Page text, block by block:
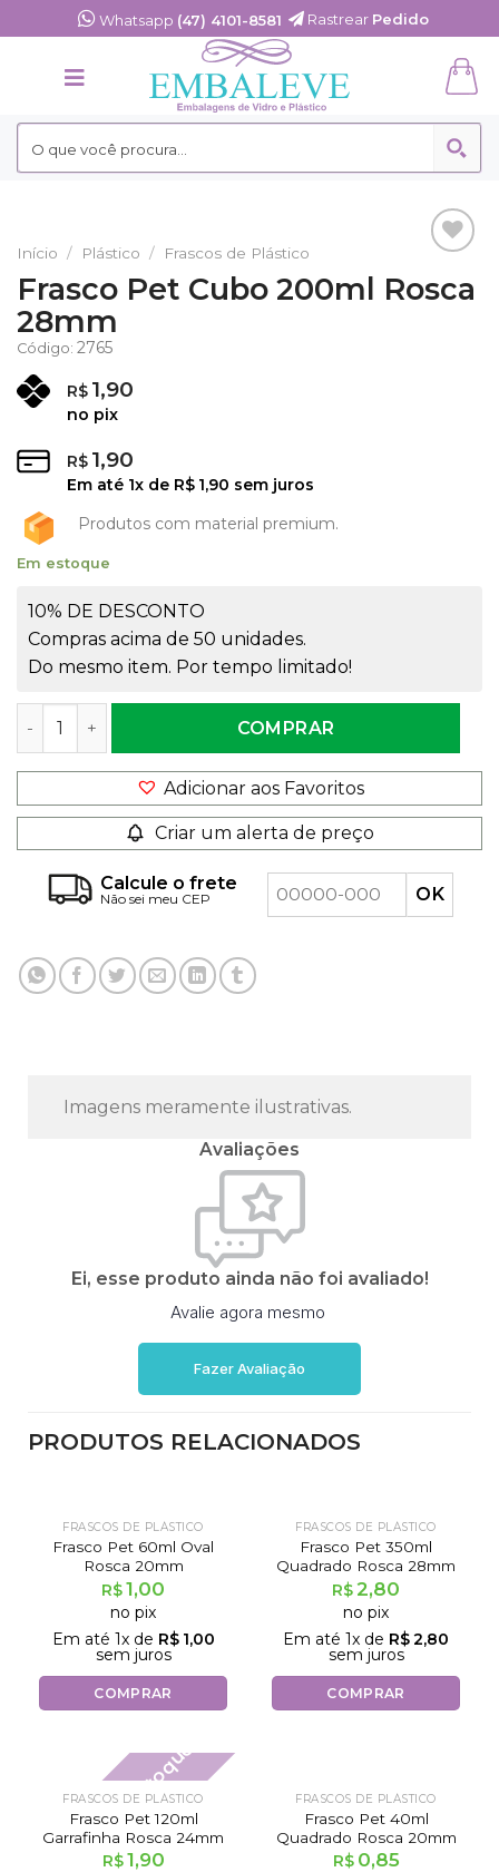
to
content
Whatsapp (47) 4101-8581 Rastrear Pedido
aos
Início / Plástico / Frascos de Plástico
Frasco Pet Cubo 200ml Rosca
28mm
Código: 2765
R$ 1,90
no pix
R$ 1,90
Em até 1x de R$ 1,90 sem juros
Produtos com material premium.
Em estoque
10% DE DESCONTO
Compras acima de 50 unidades.
Do mesmo item. Por tempo limitado!
COMPRAR
Adicionar aos Favoritos
Criar um alerta de preço
Calcule o frete
Não sei meu CEP
Imagens meramente ilustrativas.
Avaliações
Ei, esse produto ainda não foi avaliado!
Avalie agora mesmo
Fazer Avaliação
PRODUTOS RELACIONADOS
FRASCOS DE PLÁSTICO
Frasco Pet 60ml Oval
Rosca 20mm
R$1,00
no pix
Em até 1x de R$ 1,00
sem juros
COMPRAR
FRASCOS DE PLÁSTICO
Frasco Pet 350ml
Quadrado Rosca 28mm
R$2,80
no pix
Em até 1x de R$2,80
sem juros
COMPRAR
Fora de estoque
FRASCOS DE PLÁSTICO
Frasco Pet 120ml
Garrafinha Rosca 24mm
R$1,90
FRASCOS DE PLÁSTICO
Frasco Pet 40ml
Quadrado Rosca 20mm
R$ 0,85